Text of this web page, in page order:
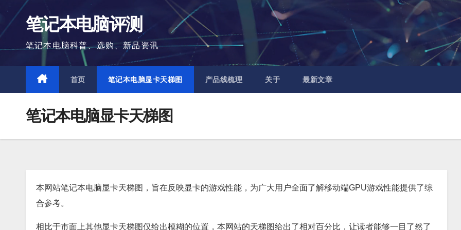
内
容
笔记本电脑评测
笔记本电脑科普、选购、新品资讯
首页 笔记本电脑显卡天梯图 产品线梳理 关于 最新文章
笔记本电脑显卡天梯图
本网站笔记本电脑显卡天梯图，旨在反映显卡的游戏性能，为广大用户全面了解移动端GPU游戏性能提供了综
合参考。
相比于市面上其他显卡天梯图仅给出模糊的位置，本网站的天梯图给出了相对百分比，让读者能够一目了然了